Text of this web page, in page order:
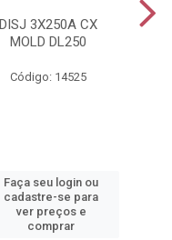
DISJ 3X250A CX
MOLD DL250
Código: 14525
Faça seu login ou
cadastre-se para
ver preços e
comprar